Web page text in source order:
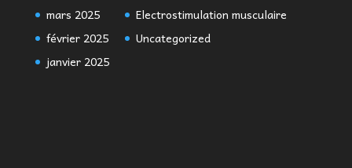
mars 2025
février 2025
janvier 2025
Electrostimulation musculaire
Uncategorized